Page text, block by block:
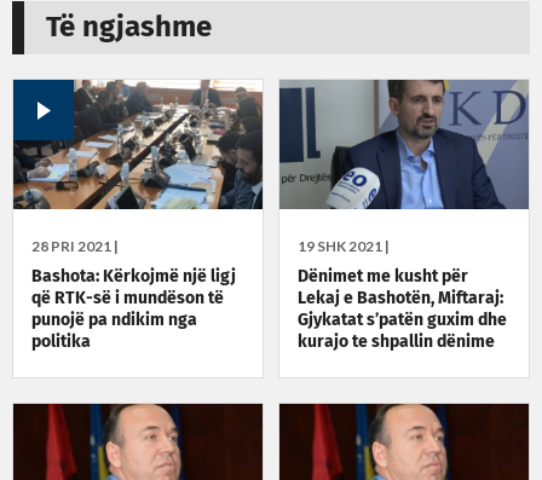
Të ngjashme
28 PRI 2021 |
Bashota: Kërkojmë një ligj
që RTK-së i mundëson të
punojë pa ndikim nga
politika
19 SHK 2021 |
Dënimet me kusht për
Lekaj e Bashotën, Miftaraj:
Gjykatat s’patën guxim dhe
kurajo te shpallin dënime